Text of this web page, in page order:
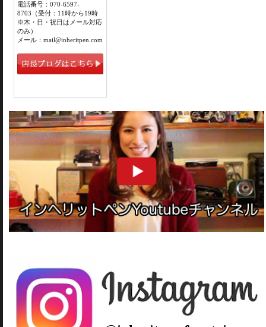
電話番号：070-6597-
8703（受付：11時から19時
※木・日・祝日はメール対応
のみ）
メール：mail@inheritpen.com